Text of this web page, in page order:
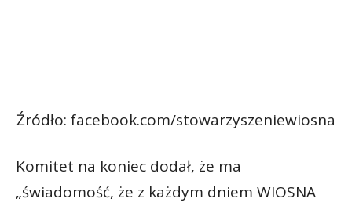
Źródło: facebook.com/stowarzyszeniewiosna
Komitet na koniec dodał, że ma
„świadomość, że z każdym dniem WIOSNA